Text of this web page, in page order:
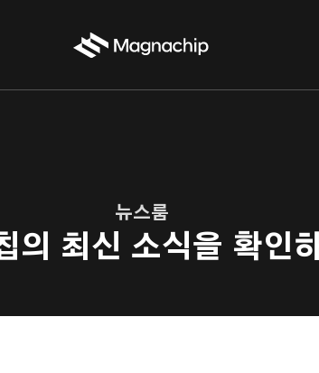
뉴스룸
의 최신 소식을 확인